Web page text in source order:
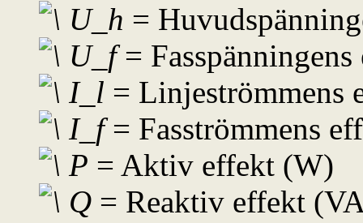
=
=
= Linjeströmmens
= Fasströmmens
= Aktiv effekt (W)
= Reaktiv effekt